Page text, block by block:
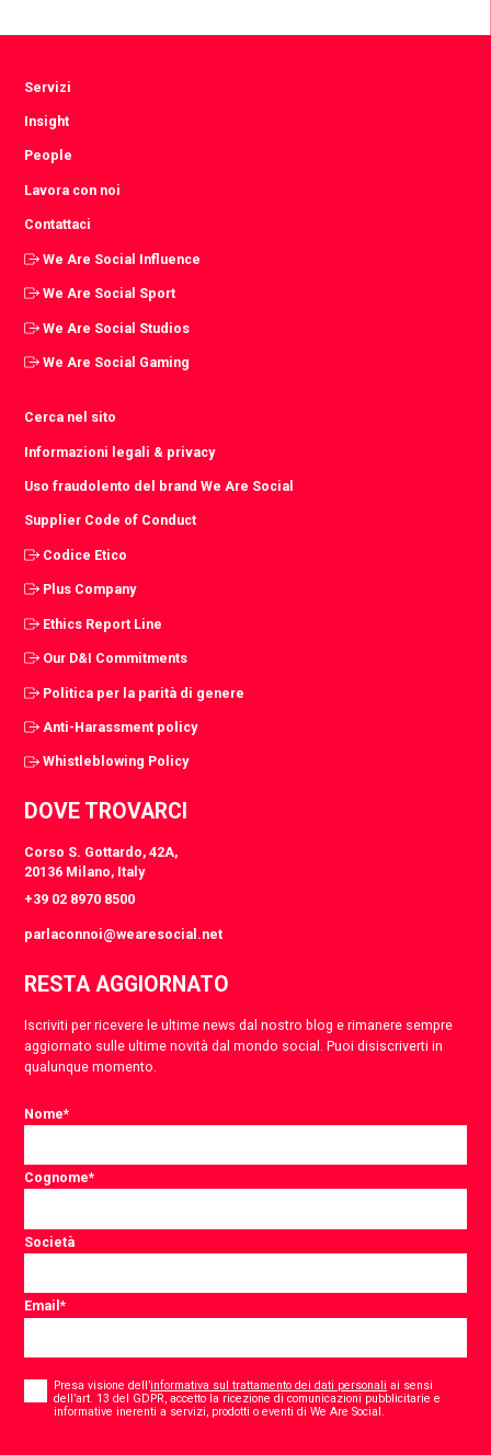
Servizi
Insight
People
Lavora con noi
Contattaci
We Are Social Influence
We Are Social Sport
We Are Social Studios
We Are Social Gaming
Cerca nel sito
Informazioni legali & privacy
Uso fraudolento del brand We Are Social
Supplier Code of Conduct
Codice Etico
Plus Company
Ethics Report Line
Our D&I Commitments
Politica per la parità di genere
Anti-Harassment policy
Whistleblowing Policy
DOVE TROVARCI
Corso S. Gottardo, 42A,
20136 Milano, Italy
+39 02 8970 8500
parlaconnoi@wearesocial.net
RESTA AGGIORNATO
Iscriviti per ricevere le ultime news dal nostro blog e rimanere sempre
aggiornato sulle ultime novità dal mondo social. Puoi disiscriverti in
qualunque momento.
Nome*
Cognome*
Società
Email*
Consent
Presa visione dell’informativa sul trattamento dei dati personali ai sensi
dell’art. 13 del GDPR, accetto la ricezione di comunicazioni pubblicitarie e
informative inerenti a servizi, prodotti o eventi di We Are Social.